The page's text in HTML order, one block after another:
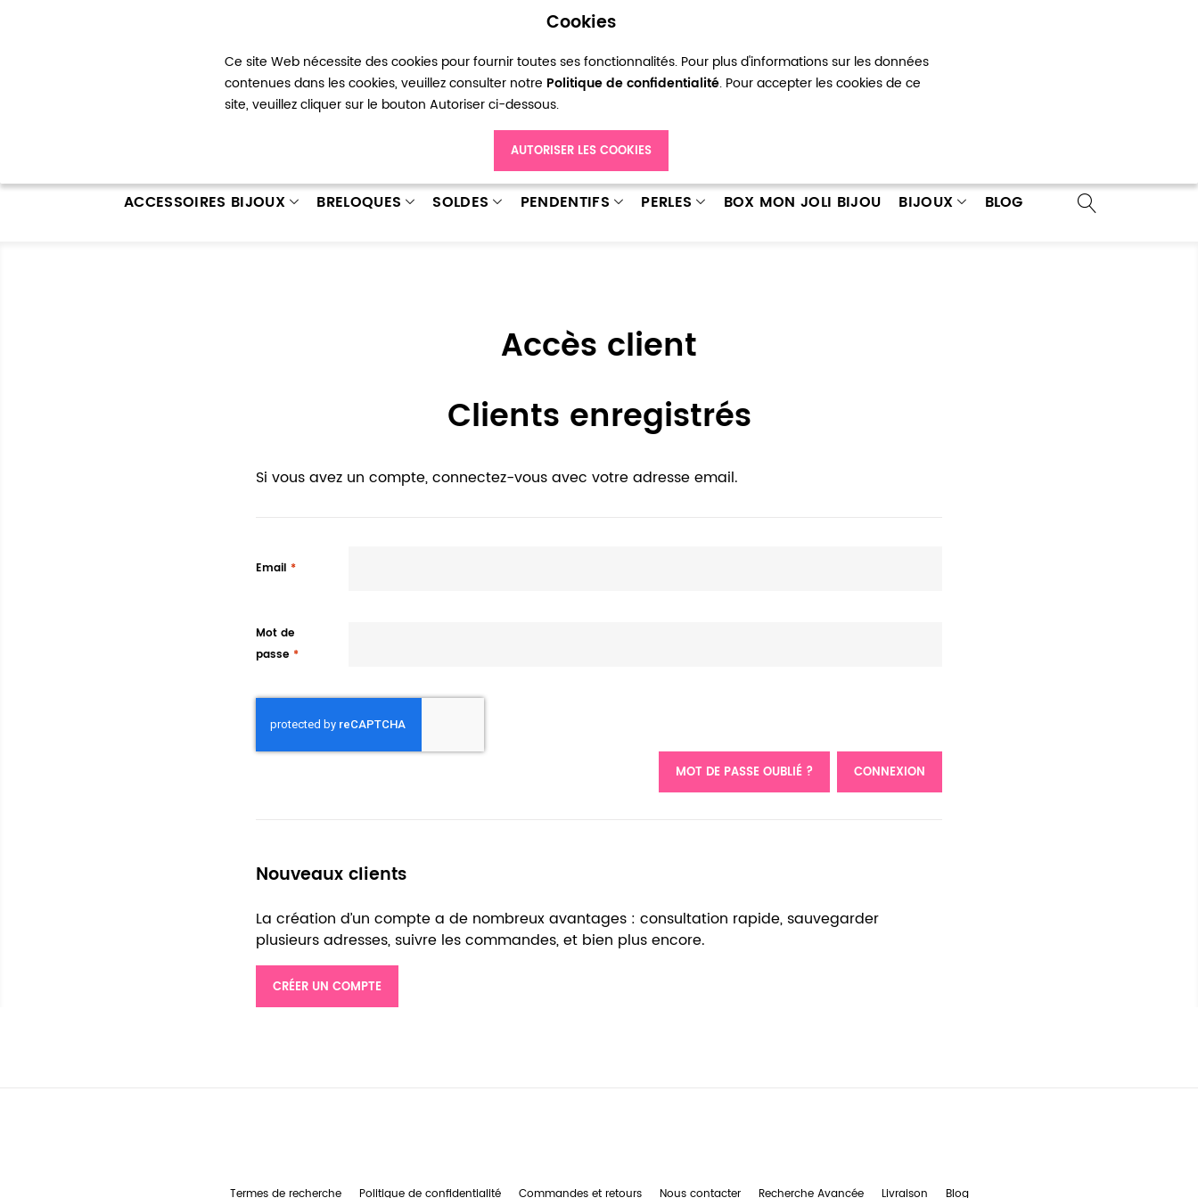
Cookies
Ce site Web nécessite des cookies pour fournir toutes ses fonctionnalités. Pour plus d'informations sur les données
contenues dans les cookies, veuillez consulter notre Politique de confidentialité. Pour accepter les cookies de ce
site, veuillez cliquer sur le bouton Autoriser ci-dessous.
AUTORISER LES COOKIES
Mon compte Ma liste d’envies Connexion Créer un compte
ACCESSOIRES BIJOUX BRELOQUES SOLDES PENDENTIFS PERLES BOX MON JOLI BIJOU BIJOUX BLOG
Accès client
Clients enregistrés
Si vous avez un compte, connectez-vous avec votre adresse email.
Email
Mot de
passe
CONNEXION
MOT DE PASSE OUBLIÉ ?
Nouveaux clients
La création d’un compte a de nombreux avantages : consultation rapide, sauvegarder
plusieurs adresses, suivre les commandes, et bien plus encore.
CRÉER UN COMPTE
Termes de recherche Politique de confidentialité Commandes et retours Nous contacter Recherche Avancée Livraison Blog